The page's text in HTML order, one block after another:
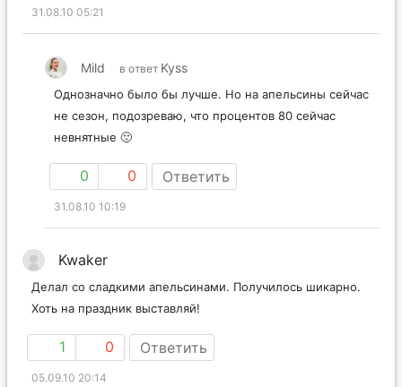
31.08.10 05:21
Mild в ответ Kyss
Однозначно было бы лучше. Но на апельсины сейчас
не сезон, подозреваю, что процентов 80 сейчас
невнятные 🙁
0 0 Ответить
31.08.10 10:19
Kwaker
Делал со сладкими апельсинами. Получилось шикарно.
Хоть на праздник выставляй!
1 0 Ответить
05.09.10 20:14